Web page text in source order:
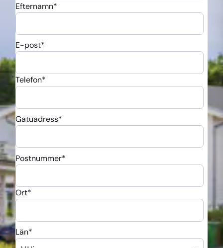
Efternamn*
E-post*
Telefon*
Gatuadress*
Postnummer*
Ort*
Län*